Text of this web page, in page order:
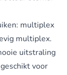
multiplex
multiplex.
uitstraling
voor